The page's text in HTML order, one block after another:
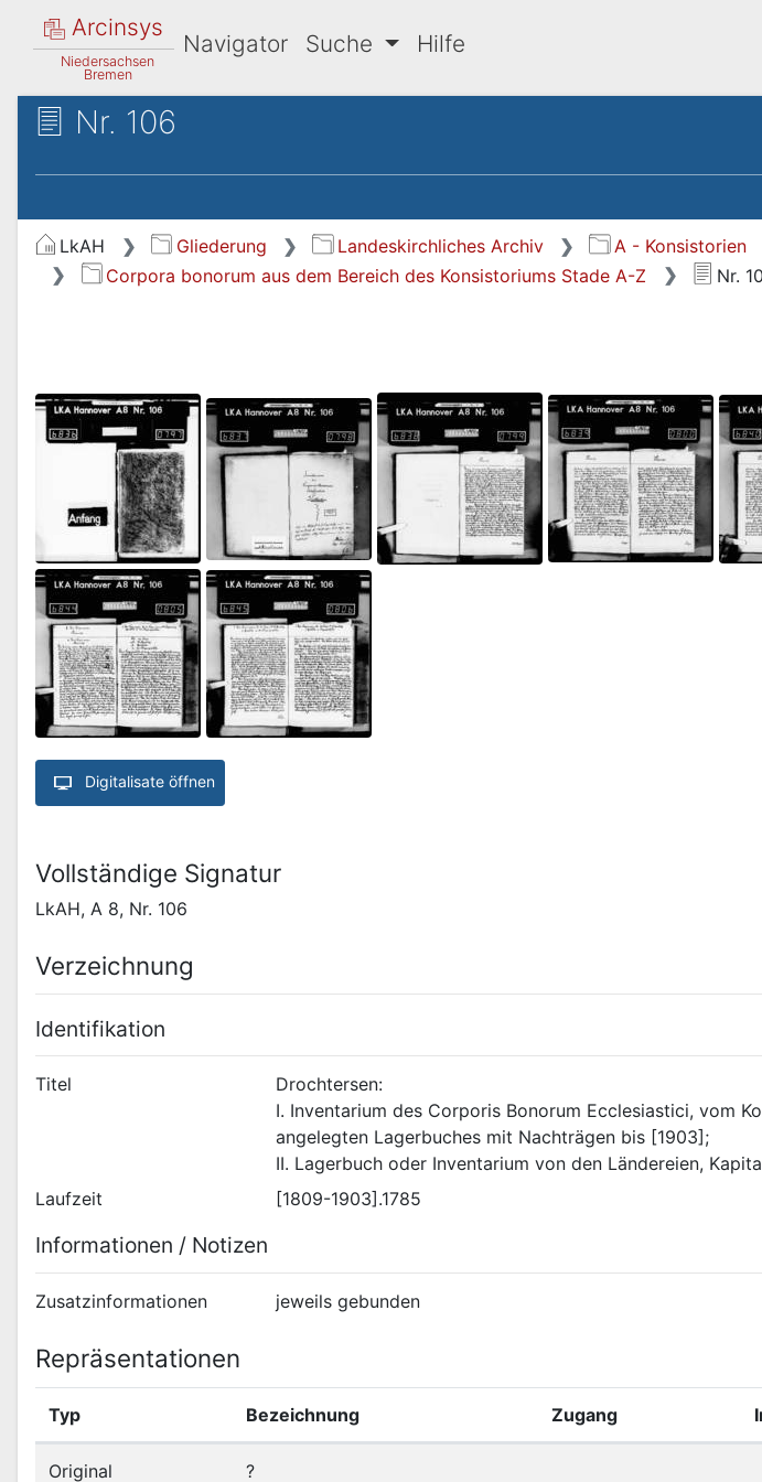
Arcinsys
Niedersachsen
Bremen
Navigator Suche Hilfe
Nr. 106
LkAH Gliederung Landeskirchliches Archiv A - Konsistorien
Corpora bonorum aus dem Bereich des Konsistoriums Stade A-Z
Nr.
Digitalisate öffnen
Vollständige Signatur
LkAH, A 8, Nr. 106
Verzeichnung
Identifikation
Titel
Drochtersen:
I. Inventarium des Corporis Bonorum Ecclesiastici, vom
angelegten Lagerbuches mit Nachträgen bis [1903];
II. Lagerbuch oder Inventarium von den Ländereien,
Laufzeit
[1809-1903].1785
Informationen / Notizen
Zusatzinformationen jeweils gebunden
Repräsentationen
Typ Bezeichnung Zugang
Original ?